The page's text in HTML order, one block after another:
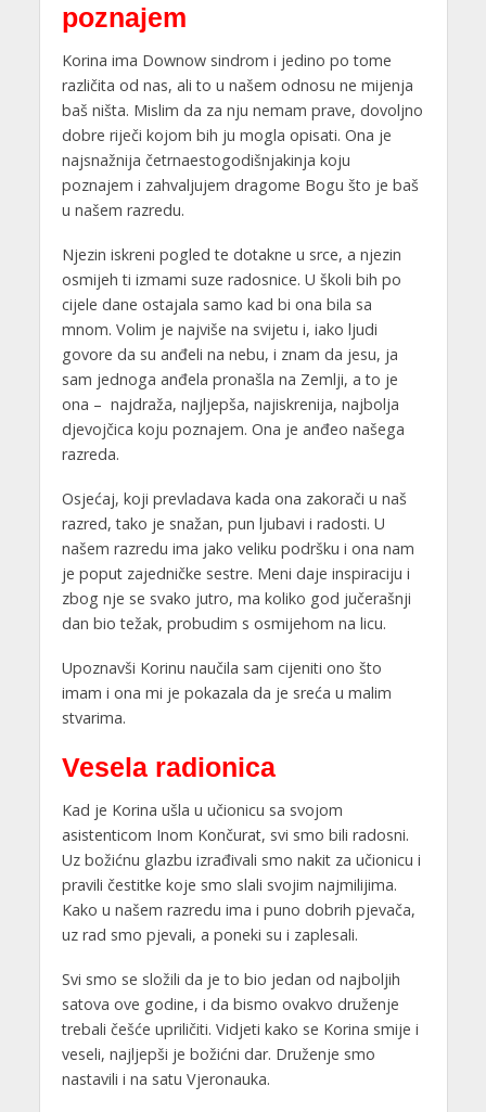
poznajem
Korina ima Downow sindrom i jedino po tome
različita od nas, ali to u našem odnosu ne mijenja
baš ništa. Mislim da za nju nemam prave, dovoljno
dobre riječi kojom bih ju mogla opisati. Ona je
najsnažnija četrnaestogodišnjakinja koju
poznajem i zahvaljujem dragome Bogu što je baš
u našem razredu.
Njezin iskreni pogled te dotakne u srce, a njezin
osmijeh ti izmami suze radosnice. U školi bih po
cijele dane ostajala samo kad bi ona bila sa
mnom. Volim je najviše na svijetu i, iako ljudi
govore da su anđeli na nebu, i znam da jesu, ja
sam jednoga anđela pronašla na Zemlji, a to je
ona – najdraža, najljepša, najiskrenija, najbolja
djevojčica koju poznajem. Ona je anđeo našega
razreda.
Osjećaj, koji prevladava kada ona zakorači u naš
razred, tako je snažan, pun ljubavi i radosti. U
našem razredu ima jako veliku podršku i ona nam
je poput zajedničke sestre. Meni daje inspiraciju i
zbog nje se svako jutro, ma koliko god jučerašnji
dan bio težak, probudim s osmijehom na licu.
Upoznavši Korinu naučila sam cijeniti ono što
imam i ona mi je pokazala da je sreća u malim
stvarima.
Vesela radionica
Kad je Korina ušla u učionicu sa svojom
asistenticom Inom Končurat, svi smo bili radosni.
Uz božićnu glazbu izrađivali smo nakit za učionicu i
pravili čestitke koje smo slali svojim najmilijima.
Kako u našem razredu ima i puno dobrih pjevača,
uz rad smo pjevali, a poneki su i zaplesali.
Svi smo se složili da je to bio jedan od najboljih
satova ove godine, i da bismo ovakvo druženje
trebali češće upriličiti. Vidjeti kako se Korina smije i
veseli, najljepši je božićni dar. Druženje smo
nastavili i na satu Vjeronauka.